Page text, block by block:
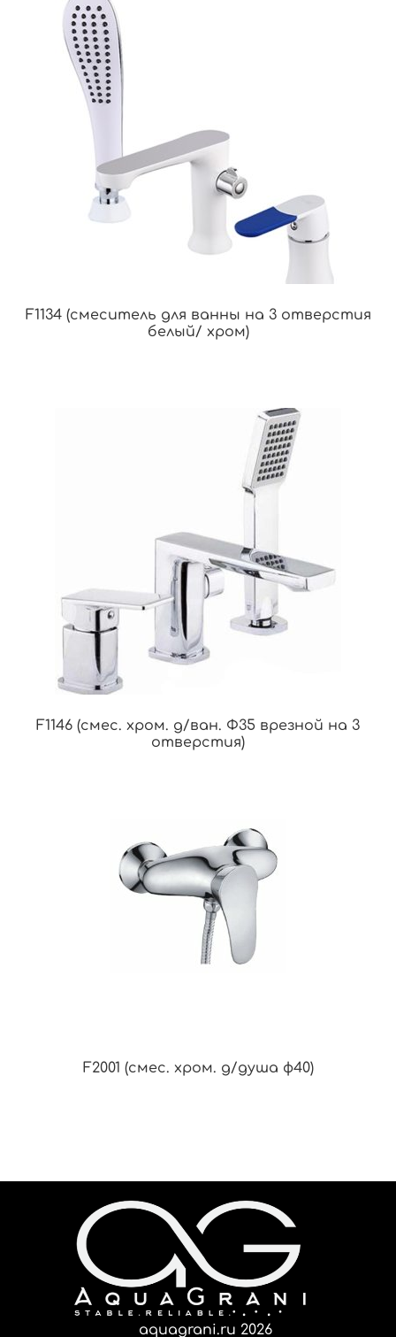
F1134 (смеситель для ванны на 3 отверстия
белый/ хром)
F1146 (смес. хром. д/ван. Ф35 врезной на 3
отверстия)
F2001 (смес. хром. д/душа ф40)
aquagrani.ru 2026